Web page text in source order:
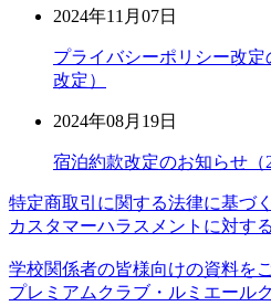
2024年11月07日
プライバシーポリシー改定
改定）
2024年08月19日
宿泊約款改定のお知らせ（
特定商取引に関する法律に基づ
カスタマーハラスメントに対す
学校関係者の皆様向けの資料を
プレミアムクラブ・ルミエール